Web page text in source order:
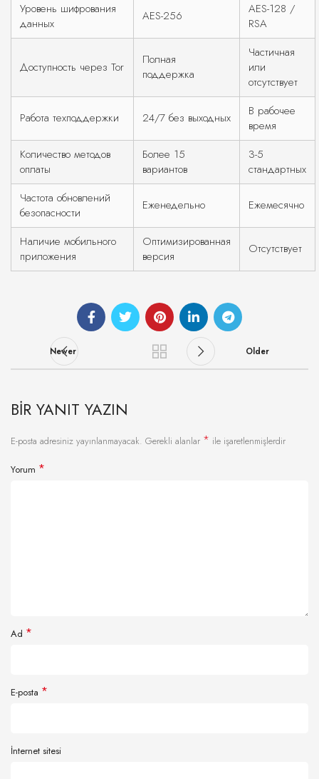
Уровень шифрования
данных
AES-256
AES-128 /
RSA
Доступность через Tor
Полная
поддержка
Частичная
или
отсутствует
Работа техподдержки 24/7 без выходных
В рабочее
время
Количество методов
оплаты
Более 15
вариантов
3-5
стандартных
Частота обновлений
безопасности
Еженедельно Ежемесячно
Наличие мобильного
приложения
Оптимизированная
версия
Отсутствует
Newer Older
BIR YANIT YAZIN
E-posta adresiniz yayınlanmayacak. Gerekli alanlar * ile işaretlenmişlerdir
Yorum *
Ad *
E-posta *
İnternet sitesi